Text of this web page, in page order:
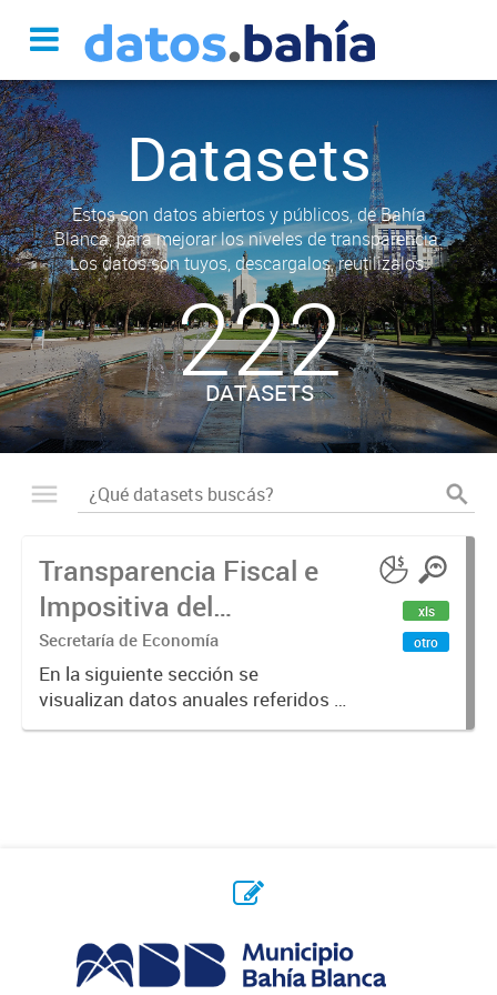
Datasets
Estos son datos abiertos y públicos, de Bahía
Blanca, para mejorar los niveles de transparencia.
Los datos son tuyos, descargalos, reutilizalos.
222
DATASETS
Transparencia Fiscal e
Impositiva del
Municipio. Año 2023
Secretaría de Economía
En la siguiente sección se
visualizan datos anuales referidos a
la transparencia fiscal e impositiva
xls
otro